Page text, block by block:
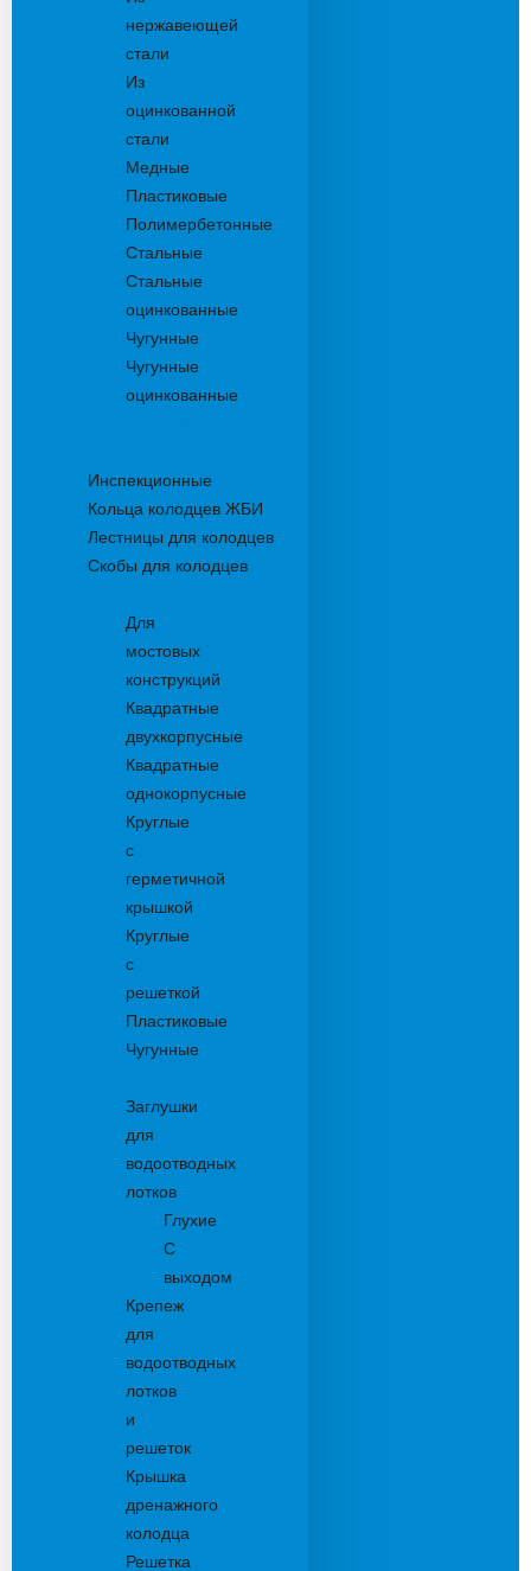
нержавеющей
стали
Из
оцинкованной
стали
Медные
Пластиковые
Полимербетонные
Стальные
Стальные
оцинкованные
Чугунные
Чугунные
оцинкованные
Инспекционные
Кольца колодцев ЖБИ
Лестницы для колодцев
Скобы для колодцев
Для
мостовых
конструкций
Квадратные
двухкорпусные
Квадратные
однокорпусные
Круглые
с
герметичной
крышкой
Круглые
с
решеткой
Пластиковые
Чугунные
Заглушки
для
водоотводных
лотков
Глухие
С
выходом
Крепеж
для
водоотводных
лотков
и
решеток
Крышка
дренажного
колодца
Решетка